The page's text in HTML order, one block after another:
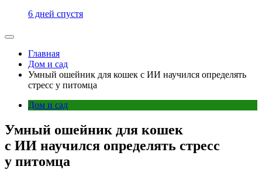
6 дней спустя
Главная
Дом и сад
Умный ошейник для кошек с ИИ научился определять
стресс у питомца
Дом и сад
Умный ошейник для кошек
с ИИ научился определять стресс
у питомца